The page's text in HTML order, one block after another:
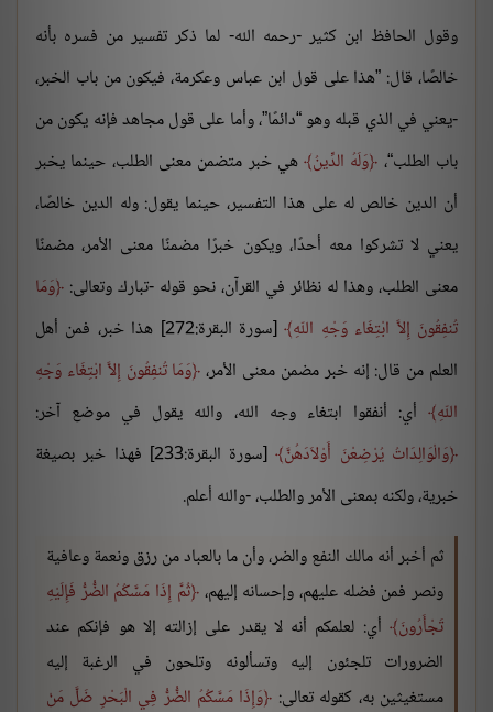
وقول الحافظ ابن كثير -رحمه الله- لما ذكر تفسير من فسره بأنه
خالصًا، قال: ”هذا على قول ابن عباس وعكرمة، فيكون من باب الخبر،
-يعني في الذي قبله وهو “دائمًا”، وأما على قول مجاهد فإنه يكون من
باب الطلب“، وَلَهُ الدِّينُ هي خبر متضمن معنى الطلب، حينما يخبر
أن الدين خالص له على هذا التفسير، حينما يقول: وله الدين خالصًا،
يعني لا تشركوا معه أحدًا، ويكون خبرًا مضمنًا معنى الأمر، مضمنًا
معنى الطلب، وهذا له نظائر في القرآن، نحو قوله -تبارك وتعالى: وَمَا
تُنفِقُونَ إِلاَّ ابْتِغَاء وَجْهِ اللّهِ
[سورة البقرة:272] هذا خبر، فمن أهل
العلم من قال: إنه خبر مضمن معنى الأمر، وَمَا تُنفِقُونَ إِلاَّ ابْتِغَاء وَجْهِ
اللّهِ
أي: أنفقوا ابتغاء وجه الله، والله يقول في موضع آخر:
وَالْوَالِدَاتُ يُرْضِعْنَ أَوْلاَدَهُنَّ
[سورة البقرة:233] فهذا خبر بصيغة
خبرية، ولكنه بمعنى الأمر والطلب، -والله أعلم.
ثم أخبر أنه مالك النفع والضر، وأن ما بالعباد من رزق ونعمة وعافية
ونصر فمن فضله عليهم، وإحسانه إليهم، ثُمَّ إِذَا مَسَّكُمُ الضُّرُّ فَإِلَيْهِ
تَجْأَرُونَ
أي: لعلمكم أنه لا يقدر على إزالته إلا هو فإنكم عند
الضرورات تلجئون إليه وتسألونه وتلحون في الرغبة إليه
مستغيثين به، كقوله تعالى: وَإِذَا مَسَّكُمُ الضُّرُّ فِي الْبَحْرِ ضَلَّ مَنْ